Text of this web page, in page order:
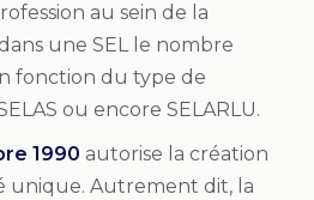
au sein de la
une SEL le nombre
fonction du type de
ou encore SELARLU.
1990 autorise la création
unique. Autrement dit, la